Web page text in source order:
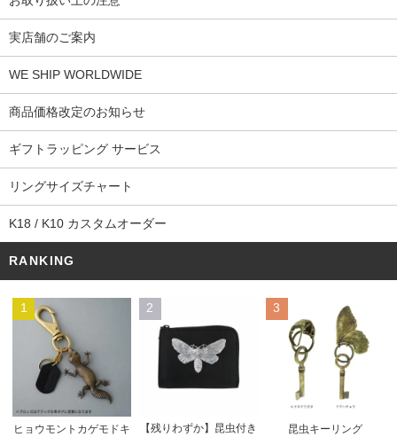
実店舗のご案内
WE SHIP WORLDWIDE
商品価格改定のお知らせ
ギフトラッピング サービス
リングサイズチャート
K18 / K10 カスタムオーダー
RANKING
1
ヒョウモントカゲモドキ
2
【残りわずか】昆虫付き
3
昆虫キーリング